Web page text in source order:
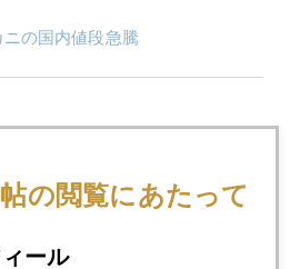
の国内値段急騰
２１年市場への教訓
の閲覧にあたって
ール